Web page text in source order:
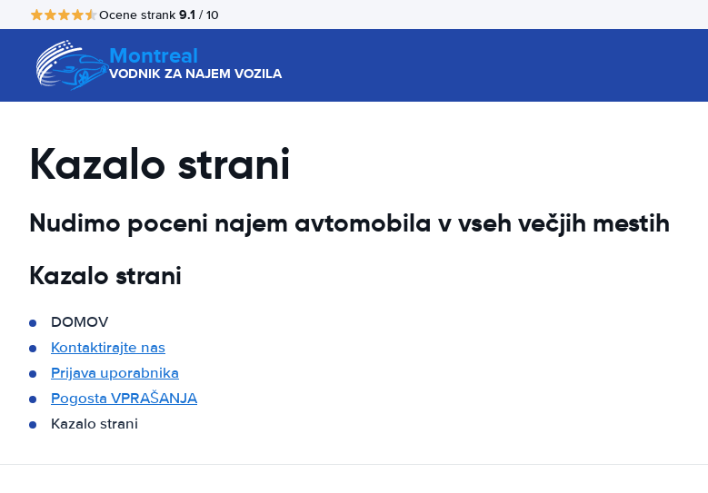
Ocene strank 9.1 / 10
Montreal
VODNIK ZA NAJEM VOZILA
Kazalo strani
Nudimo poceni najem avtomobila v vseh večjih mestih
Kazalo strani
DOMOV
Kontaktirajte nas
Prijava uporabnika
Pogosta VPRAŠANJA
Kazalo strani